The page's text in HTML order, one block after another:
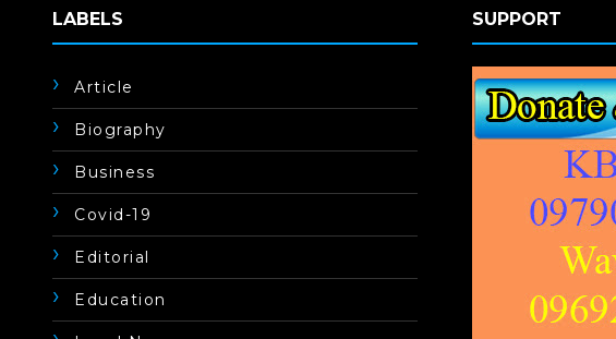
LABELS
Article
Biography
Business
Covid-19
Editorial
Education
SUPPORT